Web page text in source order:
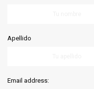
Apellido
Email address: